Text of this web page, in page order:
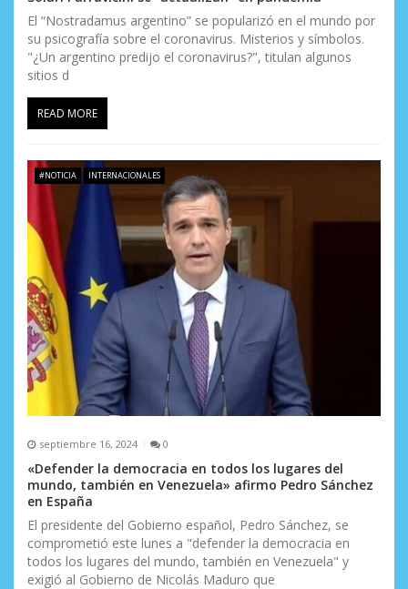
El “Nostradamus argentino” se popularizó en el mundo por
su psicografía sobre el coronavirus. Misterios y símbolos.
"¿Un argentino predijo el coronavirus?", titulan algunos
sitios d
READ MORE
#NOTICIA INTERNACIONALES
septiembre 16, 2024 0
«Defender la democracia en todos los lugares del
mundo, también en Venezuela» afirmo Pedro Sánchez
en España
El presidente del Gobierno español, Pedro Sánchez, se
comprometió este lunes a "defender la democracia en
todos los lugares del mundo, también en Venezuela" y
exigió al Gobierno de Nicolás Maduro que